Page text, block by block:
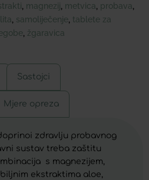
magnezij metvica probava
samoliječenje tablete za
žgaravica
Sastojci
Mjere opreza
zdravlju probavnog
sustav treba zaštitu
s magnezijem,
ekstraktima aloe,